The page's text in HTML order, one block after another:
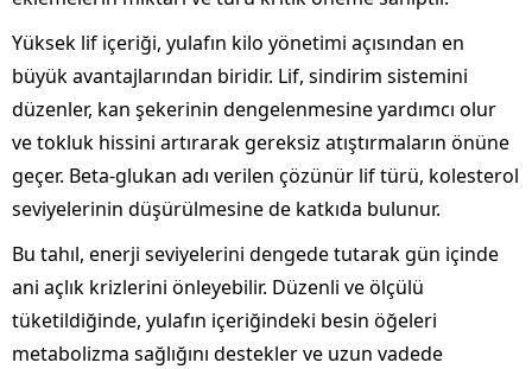
Yüksek lif içeriği, yulafın kilo yönetimi açısından en
büyük avantajlarından biridir. Lif, sindirim sistemini
düzenler, kan şekerinin dengelenmesine yardımcı olur
ve tokluk hissini artırarak gereksiz atıştırmaların önüne
geçer. Beta-glukan adı verilen çözünür lif türü, kolesterol
seviyelerinin düşürülmesine de katkıda bulunur.
Bu tahıl, enerji seviyelerini dengede tutarak gün içinde
ani açlık krizlerini önleyebilir. Düzenli ve ölçülü
tüketildiğinde, yulafın içeriğindeki besin öğeleri
metabolizma sağlığını destekler ve uzun vadede